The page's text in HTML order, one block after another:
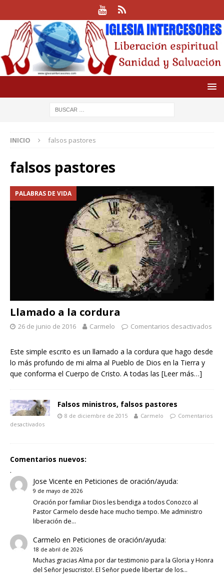
INICIO falsos pastores
falsos pastores
PALABRAS DE VIDA
Llamado a la cordura
26 de junio de 2016 Carmelo Comentarios desactivados
Este simple escrito es un llamado a la cordura que hago desde
lo más profundo de mi alma al Pueblo de Dios en la Tierra y
que conforma el Cuerpo de Cristo. A todas las [Leer más…]
Falsos ministros, falsos pastores
8 de diciembre de 2015 Carmelo
Comentarios
desactivados
Comentarios nuevos:
.
Jose Vicente en Peticiones de oración/ayuda:
9 de mayo de 2026
Oración por familiar Dios les bendiga a todos Conozco al
Pastor Carmelo desde hace mucho tiempo. Me administro
liberación de…
Carmelo en Peticiones de oración/ayuda:
18 de abril de 2026
Muchas gracias Alma por dar testimonio para la Gloria y Honra
del Señor Jesucristo!. El Señor puede libertar de los…